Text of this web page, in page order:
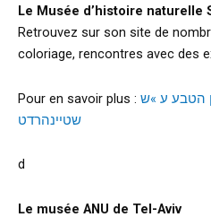
Le Musée d’histoire naturelle
Retrouvez sur son site de
coloriage, rencontres avec des
Pour en savoir plus : הטבע ע »ש
שטיינהרדט
d
Le musée ANU de Tel-Aviv